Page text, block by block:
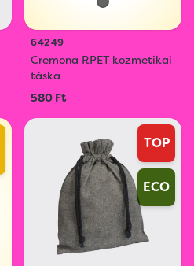
64249
Cremona RPET kozmetikai
táska
580 Ft
TOP
ECO